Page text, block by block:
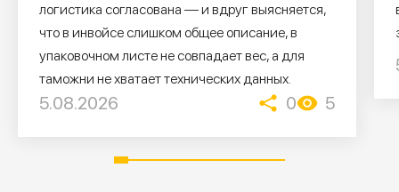
логистика согласована — и вдруг выясняется,
что в инвойсе слишком общее описание, в
упаковочном листе не совпадает вес, а для
таможни не хватает технических данных.
5.08.2026 0 5